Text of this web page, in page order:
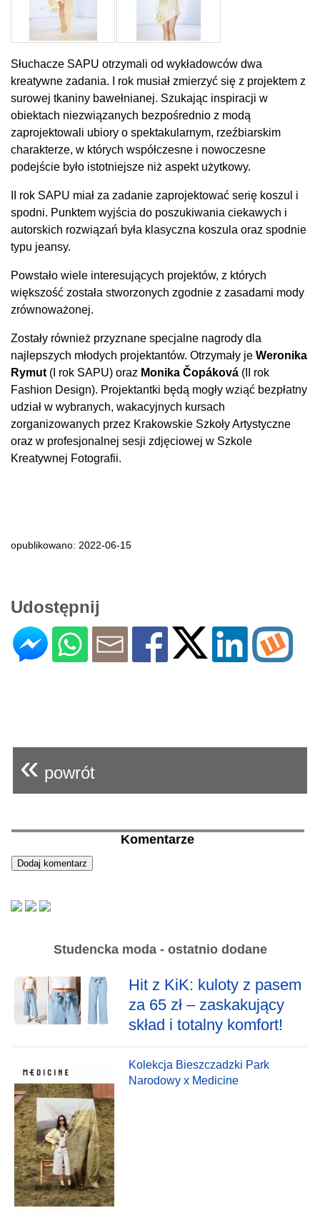
Słuchacze SAPU otrzymali od wykładowców dwa
kreatywne zadania. I rok musiał zmierzyć się z projektem z
surowej tkaniny bawełnianej. Szukając inspiracji w
obiektach niezwiązanych bezpośrednio z modą
zaprojektowali ubiory o spektakularnym, rzeźbiarskim
charakterze, w których współczesne i nowoczesne
podejście było istotniejsze niż aspekt użytkowy.
II rok SAPU miał za zadanie zaprojektować serię koszul i
spodni. Punktem wyjścia do poszukiwania ciekawych i
autorskich rozwiązań była klasyczna koszula oraz spodnie
typu jeansy.
Powstało wiele interesujących projektów, z których
większość została stworzonych zgodnie z zasadami mody
zrównoważonej.
Zostały również przyznane specjalne nagrody dla
najlepszych młodych projektantów. Otrzymały je Weronika
Rymut(I rok SAPU) oraz Monika Čopáková (II rok
Fashion Design). Projektantki będą mogły wziąć bezpłatny
udział w wybranych, wakacyjnych kursach
zorganizowanych przez Krakowskie Szkoły Artystyczne
oraz w profesjonalnej sesji zdjęciowej w Szkole
Kreatywnej Fotografii.
opublikowano: 2022-06-15
Udostępnij
« powrót
Komentarze
Studencka moda - ostatnio dodane
Hit z KiK: kuloty z pasem
za 65 zł – zaskakujący
skład i totalny komfort!
Kolekcja Bieszczadzki Park
Narodowy x Medicine